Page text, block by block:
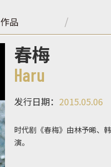
作品
春梅
Haru
发行日期： 2015.05.06
时代剧《春梅》由林予晞、
演。